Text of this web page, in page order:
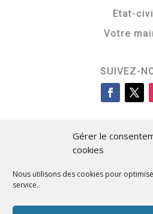
Gérer le
cookies
Nous utilisons des cookies pour
service.
Etat-
Votre
SUIVEZ-
Cità di